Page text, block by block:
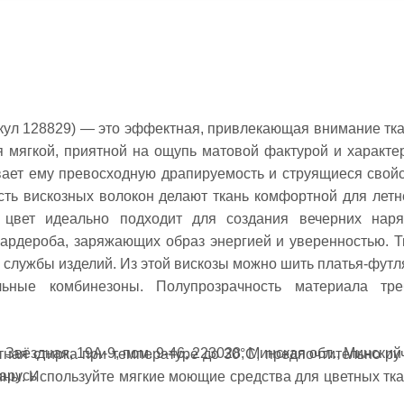
128829) — это эффектная, привлекающая внимание
мягкой, приятной на ощупь матовой фактурой и
ему превосходную драпируемость и струящиеся
вискозных волокон делают ткань комфортной для
идеально подходит для создания вечерних
заряжающих образ энергией и уверенностью.
службы изделий. Из этой вискозы можно шить платья-
комбинезоны. Полупрозрачность материала
Используйте мягкие моющие средства для цветных